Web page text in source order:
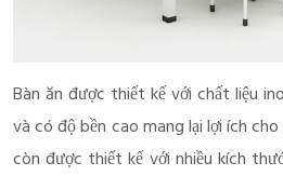
Bàn ăn được thiết kế với chất liệu
và có độ bền cao mang lại lợi ích
còn được thiết kế với nhiều kích